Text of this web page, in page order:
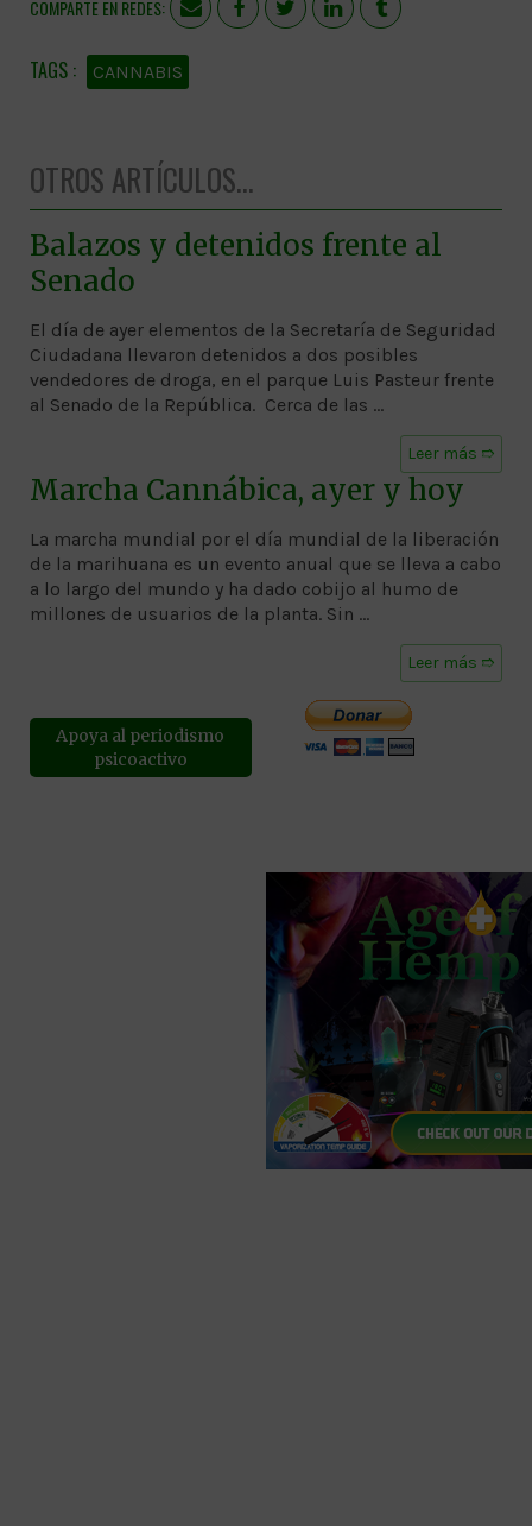
COMPARTE EN REDES:
CANNABIS
OTROS ARTÍCULOS...
Balazos y detenidos frente al
Senado
El día de ayer elementos de la Secretaría de Seguridad
Ciudadana llevaron detenidos a dos posibles
vendedores de droga, en el parque Luis Pasteur frente
al Senado de la República. Cerca de las …
Leer más ➱
Marcha Cannábica, ayer y hoy
La marcha mundial por el día mundial de la liberación
de la marihuana es un evento anual que se lleva a cabo
a lo largo del mundo y ha dado cobijo al humo de
millones de usuarios de la planta. Sin …
Leer más ➱
Apoya al periodismo
psicoactivo